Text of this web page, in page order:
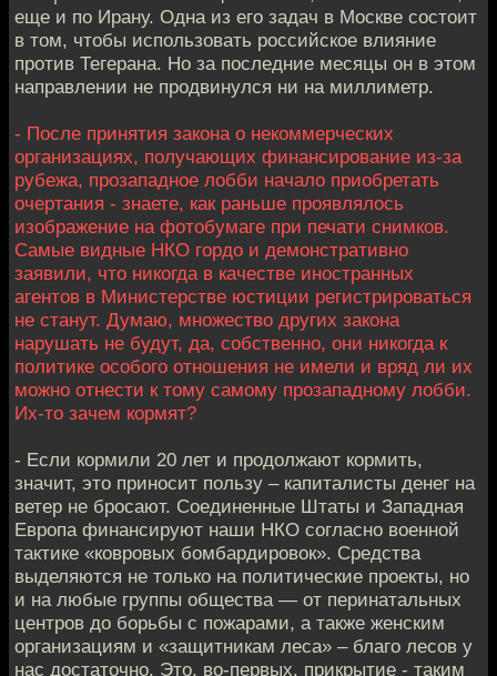
еще и по Ирану. Одна из его задач в Москве состоит
в том, чтобы использовать российское влияние
против Тегерана. Но за последние месяцы он в этом
направлении не продвинулся ни на миллиметр.
- После принятия закона о некоммерческих
организациях, получающих финансирование из-за
рубежа, прозападное лобби начало приобретать
очертания - знаете, как раньше проявлялось
изображение на фотобумаге при печати снимков.
Самые видные НКО гордо и демонстративно
заявили, что никогда в качестве иностранных
агентов в Министерстве юстиции регистрироваться
не станут. Думаю, множество других закона
нарушать не будут, да, собственно, они никогда к
политике особого отношения не имели и вряд ли их
можно отнести к тому самому прозападному лобби.
Их-то зачем кормят?
- Если кормили 20 лет и продолжают кормить,
значит, это приносит пользу – капиталисты денег на
ветер не бросают. Соединенные Штаты и Западная
Европа финансируют наши НКО согласно военной
тактике «ковровых бомбардировок». Средства
выделяются не только на политические проекты, но
и на любые группы общества — от перинатальных
центров до борьбы с пожарами, а также женским
организациям и «защитникам леса» – благо лесов у
нас достаточно. Это, во-первых, прикрытие - таким